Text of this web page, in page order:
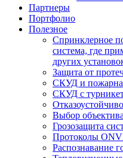
Партнеры
Портфолио
Полезное
Спринклерное
система, где
других
Защита от
СКУД и
СКУД с
Выбор
Грозозащита
Протоколы
Распознавание